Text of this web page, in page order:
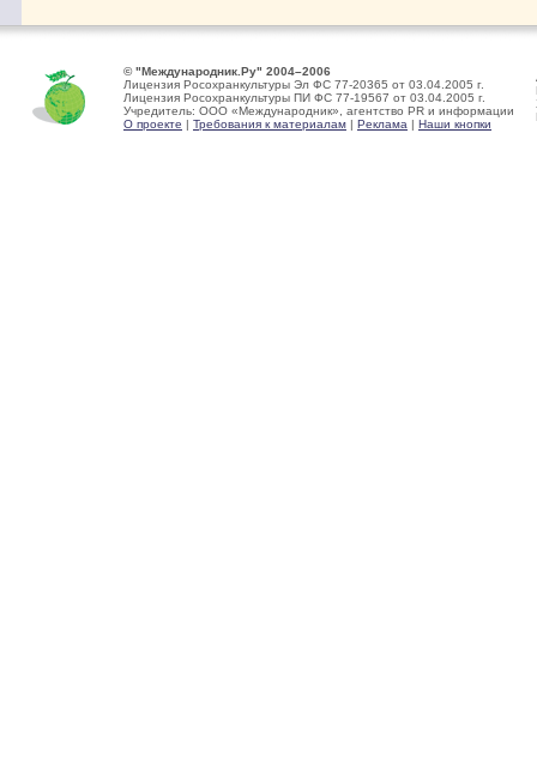
© "Международник.Ру" 2004–2006
Лицензия Росохранкультуры Эл ФС 77-20365 от 03.04.2005 г.
Лицензия Росохранкультуры ПИ ФС 77-19567 от 03.04.2005 г.
Учредитель: ООО «Международник», агентство PR и информации
О проекте | Требования к материалам | Реклама | Наши кнопки